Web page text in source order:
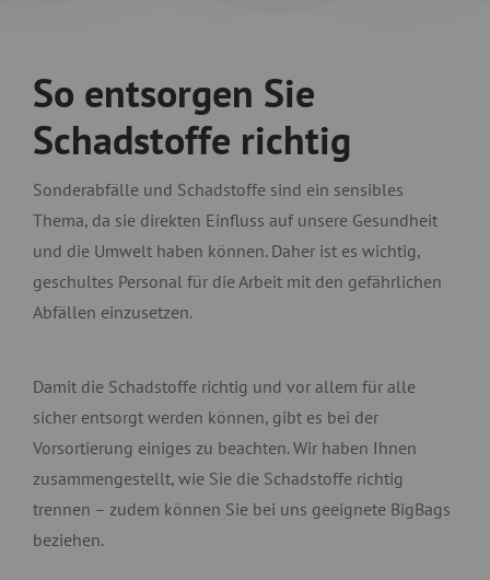
So entsorgen Sie
Schadstoffe richtig
Sonderabfälle und Schadstoffe sind ein sensibles
Thema, da sie direkten Einfluss auf unsere Gesundheit
und die Umwelt haben können. Daher ist es wichtig,
geschultes Personal für die Arbeit mit den gefährlichen
Abfällen einzusetzen.
Damit die Schadstoffe richtig und vor allem für alle
sicher entsorgt werden können, gibt es bei der
Vorsortierung einiges zu beachten. Wir haben Ihnen
zusammengestellt, wie Sie die Schadstoffe richtig
trennen – zudem können Sie bei uns geeignete BigBags
beziehen.